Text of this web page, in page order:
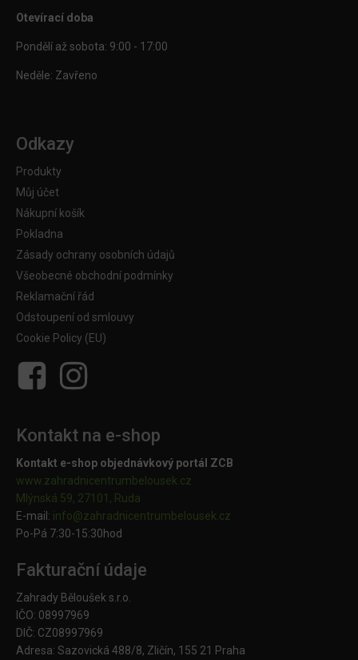
Otevírací doba
Pondělí až sobota: 9:00 - 17:00
Neděle: Zavřeno
Odkazy
Produkty
Můj účet
Nákupní košík
Pokladna
Zásady ochrany osobních údajů
Všeobecné obchodní podmínky
Reklamační řád
Odstoupení od smlouvy
Cookie Policy (EU)
Kontakt na e-shop
Kontakt e-shop objednávkový portál ZCB
www.zahradnicentrumbelousek.cz
Mlýnská 59, 27101, Ruda
E-mail: info@zahradnicentrumbelousek.cz
Po-Pá 7:30-15:30hod
Fakturační údaje
Zahrady Běloušek s.r.o.
IČO: 08997969
DIČ: CZ08997969
Adresa: Sazovická 488/8, Zličín, 155 21 Praha